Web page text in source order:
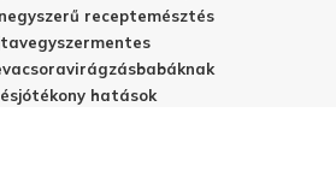
egyszerű receptemésztés
vegyszermentes
vacsoravirágzásbabáknak
jótékony hatások